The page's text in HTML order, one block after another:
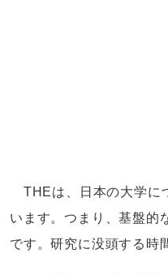
THEは、日本の大学に
います。つまり、基盤的
です。研究に没頭する時